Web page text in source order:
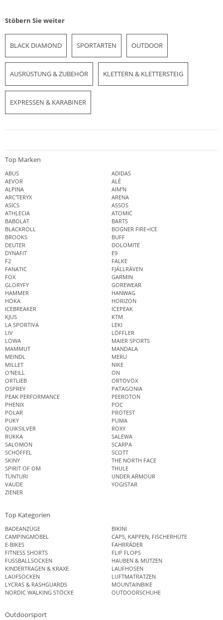
Stöbern Sie weiter
BLACK DIAMOND SPORTARTEN OUTDOOR
AUSRÜSTUNG & ZUBEHÖR KLETTERN & KLETTERSTEIG
EXPRESSEN & KARABINER
Top Marken
ABUS
ADIDAS
AEVOR
ALÉ
ALPINA
AIM'N
ARC'TERYX
ARENA
ASICS
ASSOS
ATHLECIA
ATOMIC
BABOLAT
BARTS
BLACKROLL
BOGNER FIRE+ICE
BROOKS
BUFF
DEUTER
DOLOMITE
DYNAFIT
E9
F2
FALKE
FANATIC
FJÄLLRÄVEN
FOX
GARMIN
GLORYFY
GOREWEAR
HAMMER
HANWAG
HOKA
HORIZON
ICEBREAKER
ICEPEAK
KJUS
KTM
LA SPORTIVA
LEKI
LIV
LÖFFLER
LOWA
MAIER SPORTS
MAMMUT
MANDALA
MEINDL
MERU
MILLET
NIKE
O'NEILL
ON
ORTLIEB
ORTOVOX
OSPREY
PATAGONIA
PEAK PERFORMANCE
PEEROTON
PHENIX
POC
POLAR
PROTEST
PUKY
PUMA
QUIKSILVER
ROXY
RUKKA
SALEWA
SALOMON
SCARPA
SCHÖFFEL
SCOTT
SKINY
THE NORTH FACE
SPIRIT OF OM
THULE
TUNTURI
UNDER ARMOUR
VAUDE
YOGISTAR
ZIENER
Top Kategorien
BADEANZÜGE
BIKINI
CAMPINGMÖBEL
CAPS, KAPPEN, FISCHERHÜTE
E-BIKES
FAHRRÄDER
FITNESS SHORTS
FLIP FLOPS
FUSSBALLSOCKEN
HAUBEN & MÜTZEN
KINDERTRAGEN & KRAXE
LAUFHOSEN
LAUFSOCKEN
LUFTMATRATZEN
LYCRAS & RASHGUARDS
MOUNTAINBIKE
NORDIC WALKING STÖCKE
OUTDOORSCHUHE
Outdoorsport